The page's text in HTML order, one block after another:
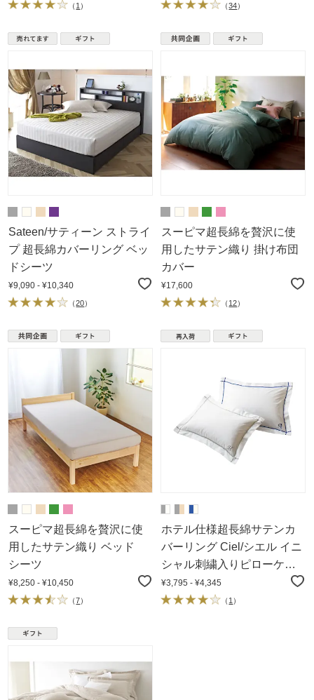
（ 1 ） （34）
Sateen/サティーン ストライ
プ 超長綿カバーリング ベッ
ドシーツ
¥9,090 - ¥10,340
（20）
スーピマ超長綿を贅沢に使
用したサテン織り 掛け布団
カバー
¥17,600
（ 12）
スーピマ超長綿を贅沢に使
用したサテン織り ベッド
シーツ
¥8,250 - ¥10,450
（7）
ホテル仕様超長綿サテンカ
バーリング Ciel/シエル イニ
シャル刺繍入りピローケー
ス 1枚
¥3,795 - ¥4,345
（ 1 ）